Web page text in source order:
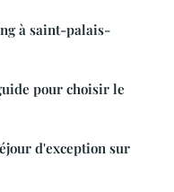
à saint-palais-
pour choisir le
d'exception sur